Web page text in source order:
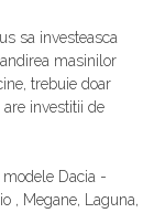
sa investeasca
masinilor
trebuie doar
investitii de
Dacia -
, Megane, Laguna,